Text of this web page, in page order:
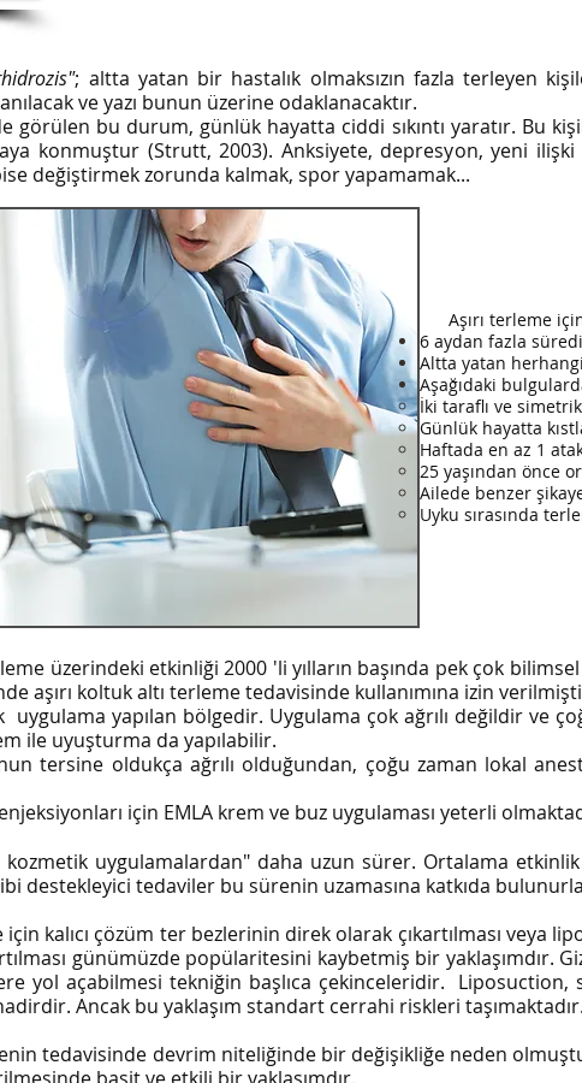
; altta yatan bir hastalık olmaksızın fazla terleyen
ve yazı bunun üzerine odaklanacaktır.
görülen bu durum, günlük hayatta ciddi sıkıntı yaratır. Bu
konmuştur (Strutt, 2003). Anksiyete, depresyon, yeni
değiştirmek zorunda kalmak, spor yapamamak...
Aşırı terleme
6 aydan fazla
Altta yatan
Aşağıdaki
İki taraflı ve
Günlük hayatta
Haftada en az 1
25 yaşından önce
Ailede benzer
Uyku sırasında
üzerindeki etkinliği 2000 'li yılların başında pek çok
aşırı koltuk altı terleme tedavisinde kullanımına izin
uygulama yapılan bölgedir. Uygulama çok ağrılı değildir ve
ile uyuşturma da yapılabilir.
tersine oldukça ağrılı olduğundan, çoğu zaman lokal
enjeksiyonları için EMLA krem ve buz uygulaması yeterli
kozmetik uygulamalardan" daha uzun sürer. Ortalama
destekleyici tedaviler bu sürenin uzamasına katkıda
kalıcı çözüm ter bezlerinin direk olarak çıkartılması veya
günümüzde popülaritesini kaybetmiş bir yaklaşımdır.
yol açabilmesi tekniğin başlıca çekinceleridir.
Ancak bu yaklaşım standart cerrahi riskleri taşımaktadır.
tedavisinde devrim niteliğinde bir değişikliğe neden